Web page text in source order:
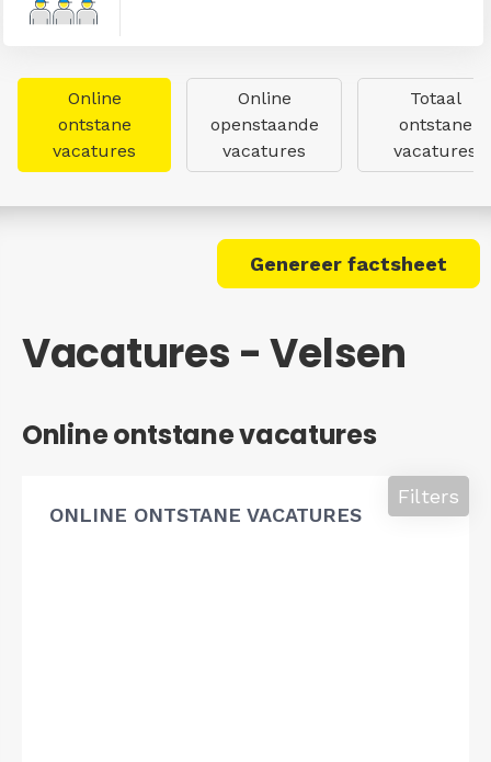
Online
ontstane
vacatures
Online
openstaande
vacatures
Totaal
ontstane
vacatures
Genereer factsheet
Vacatures - Velsen
Online ontstane vacatures
ONLINE ONTSTANE VACATURES
Filters